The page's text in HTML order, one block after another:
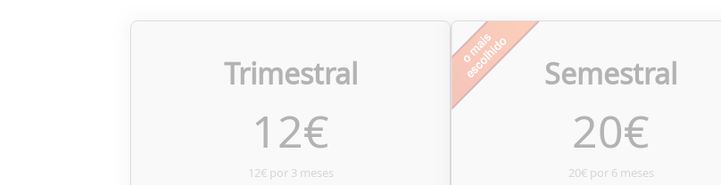
Trimestral
12€
12€ por 3 meses
Semestral
20€
20€ por 6 meses